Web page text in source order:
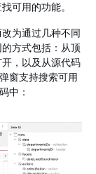
可用的功能。
为通过几种不同
方式包括：从顶
，以及从源代码
窗支持搜索可用
中：